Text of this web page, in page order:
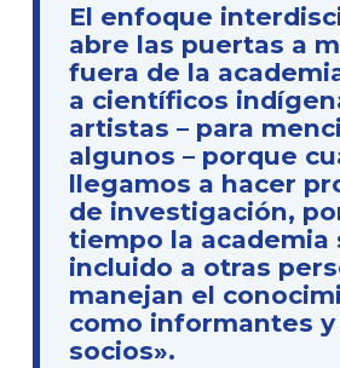
El enfoque
abre las puertas a
fuera de la
a científicos
artistas – para
algunos – porque
llegamos a hacer
de investigación,
tiempo la academia
incluido a otras
manejan el
como informantes
socios».